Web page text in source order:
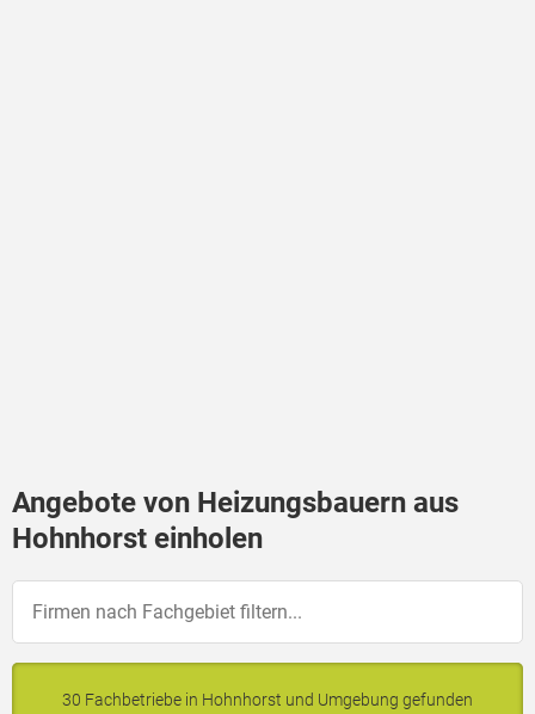
Angebote von Heizungsbauern aus
Hohnhorst einholen
30 Fachbetriebe in Hohnhorst und Umgebung gefunden